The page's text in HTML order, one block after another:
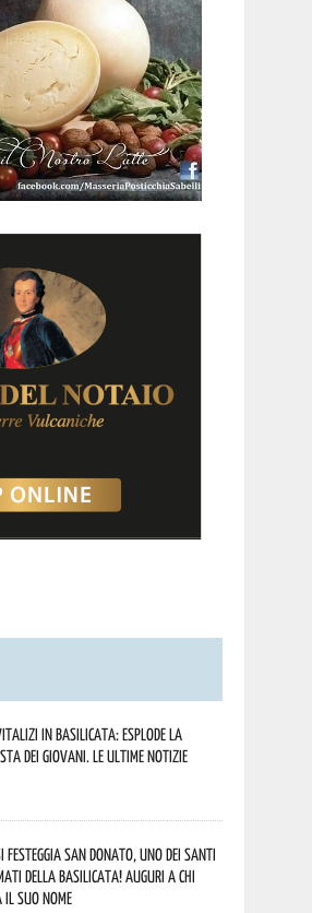
in Basilicata: esplode la
dei giovani. Le ultime notizie
festeggia San Donato, uno dei Santi
della Basilicata! Auguri a chi
suo nome